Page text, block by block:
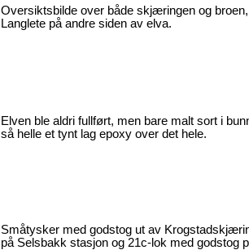
Oversiktsbilde over både skjæringen og
Langlete på andre siden av elva.
Elven ble aldri fullført, men bare malt sort i
så helle et tynt lag epoxy over det hele.
Småtysker med godstog ut av
på Selsbakk stasjon og 21c-lok med godstog